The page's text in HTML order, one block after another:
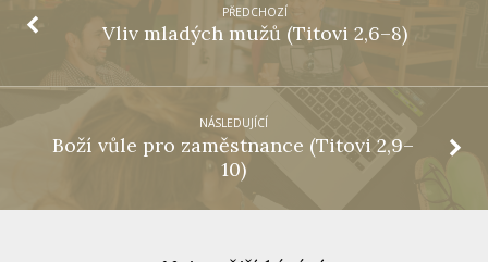
PŘEDCHOZÍ
Vliv mladých mužů (Titovi 2,6–8)
NÁSLEDUJÍCÍ
Boží vůle pro zaměstnance (Titovi 2,9–
10)